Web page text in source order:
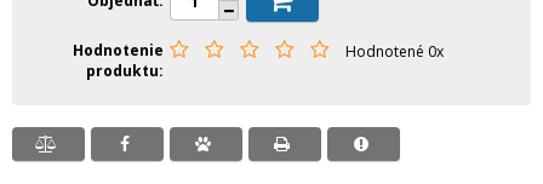
Hodnotenie
produktu
Hodnotené 0x